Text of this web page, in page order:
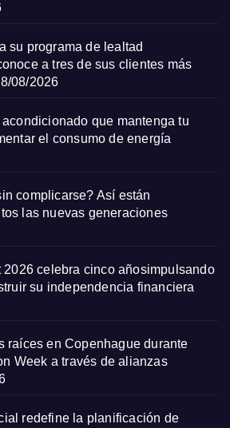
su programa de lealtad
a tres de sus clientes más
08/2026
que mantenga tu
el consumo de energía
complicarse? Así están
las nuevas generaciones
2026 celebra cinco añosimpulsando
su independencia financiera
raíces en Copenhague durante
Week a través de alianzas
redefine la planificación de